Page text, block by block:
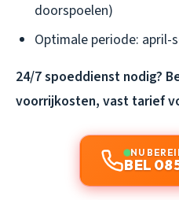
doorspoelen)
Optimale periode: april-
24/7 spoeddienst nodig?
voorrijkosten, vast tarief
NU
BEL